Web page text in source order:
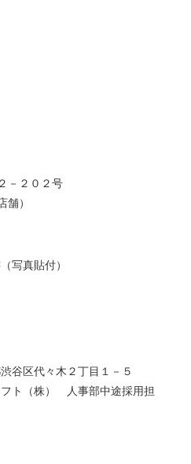
－２０２号
）
写真貼付）
谷区代々木２丁目１－５
フト（株） 人事部中途採用担